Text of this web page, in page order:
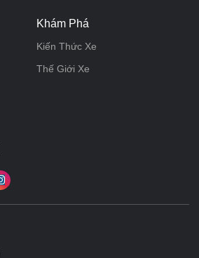
Khám Phá
Kiến Thức Xe
Thế Giới Xe